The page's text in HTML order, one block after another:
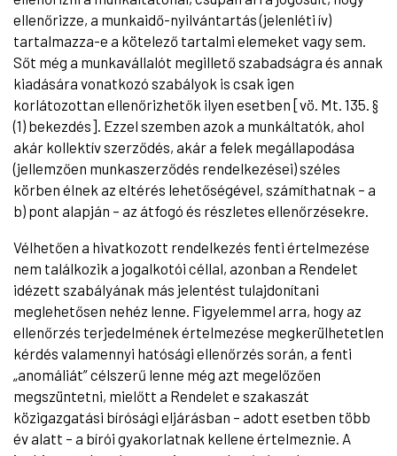
ellenőrizze, a munkaidő-nyilvántartás (jelenléti ív)
tartalmazza-e a kötelező tartalmi elemeket vagy sem.
Sőt még a munkavállalót megillető szabadságra és annak
kiadására vonatkozó szabályok is csak igen
korlátozottan ellenőrizhetők ilyen esetben [vö. Mt. 135. §
(1) bekezdés]. Ezzel szemben azok a munkáltatók, ahol
akár kollektív szerződés, akár a felek megállapodása
(jellemzően munkaszerződés rendelkezései) széles
körben élnek az eltérés lehetőségével, számíthatnak – a
b) pont alapján – az átfogó és részletes ellenőrzésekre.
Vélhetően a hivatkozott rendelkezés fenti értelmezése
nem találkozik a jogalkotói céllal, azonban a Rendelet
idézett szabályának más jelentést tulajdonítani
meglehetősen nehéz lenne. Figyelemmel arra, hogy az
ellenőrzés terjedelmének értelmezése megkerülhetetlen
kérdés valamennyi hatósági ellenőrzés során, a fenti
„anomáliát” célszerű lenne még azt megelőzően
megszüntetni, mielőtt a Rendelet e szakaszát
közigazgatási bírósági eljárásban – adott esetben több
év alatt – a bírói gyakorlatnak kellene értelmeznie. A